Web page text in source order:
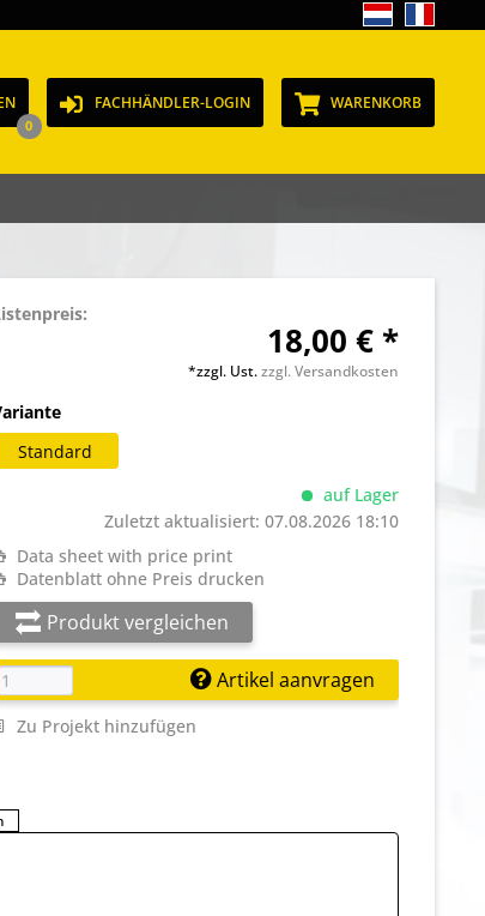
0
FACHHÄNDLER-LOGIN WARENKORB
18,00 € *
*zzgl. Ust.zzgl. Versandkosten
Standard
auf Lager
Zuletzt aktualisiert: 07.08.2026 18:10
Data sheet with price print
Datenblatt ohne Preis drucken
Produkt vergleichen
Artikel aanvragen
Zu Projekt hinzufügen